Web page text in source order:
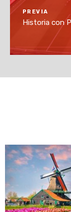
PREVIA
Historia con